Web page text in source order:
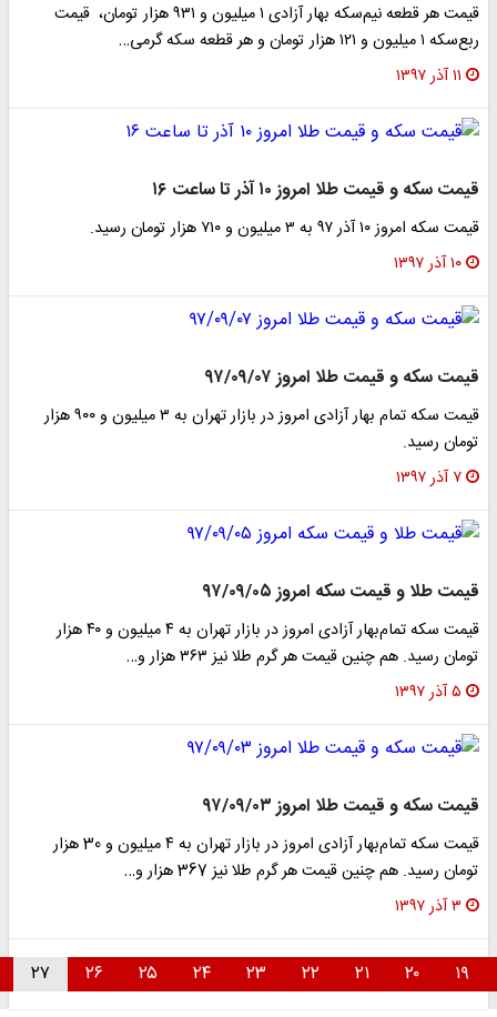
قیمت هر قطعه نیم‌سکه بهار آزادی ۱ میلیون و ۹۳۱ هزار تومان، قیمت
تومان و هر قطعه سکه گرمی…
و قیمت طلا امروز ۱۰ آذر تا ساعت ۱۶
۱۰ آذر ۹۷ به ۳ میلیون و ۷۱۰ هزار تومان رسید.
سکه و قیمت طلا امروز ۹۷/۰۹/۰۷
قیمت سکه تمام‌ بهار آزادی امروز در بازار تهران به ۳ میلیون و ۹۰۰ هزار
رسید.
طلا و قیمت سکه امروز ۹۷/۰۹/۰۵
قیمت سکه تمام‌بهار آزادی امروز در بازار تهران به ۴ میلیون و ۴۰ هزار
رسید. هم چنین قیمت هر گرم طلا نیز ۳۶۳ هزار و…
سکه و قیمت طلا امروز ۹۷/۰۹/۰۳
قیمت سکه تمام‌بهار آزادی امروز در بازار تهران به ۴ میلیون و 30 هزار
رسید. هم چنین قیمت هر گرم طلا نیز 367 هزار و…
۲۰ ۲۱ ۲۲ ۲۳ ۲۴ ۲۵ ۲۶ ۲۷ ۲۸